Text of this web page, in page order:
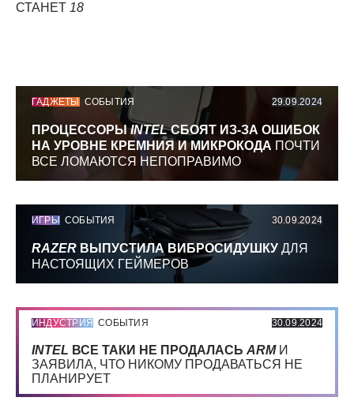
СТАНЕТ 18
ГАДЖЕТЫ СОБЫТИЯ 29.09.2024
ПРОЦЕССОРЫINTELСБОЯТ ИЗ-ЗА ОШИБОК
НА УРОВНЕ КРЕМНИЯ И МИКРОКОДА ПОЧТИ
ВСЕ ЛОМАЮТСЯ НЕПОПРАВИМО
ИГРЫ СОБЫТИЯ 30.09.2024
RAZER ВЫПУСТИЛА ВИБРОСИДУШКУ ДЛЯ
НАСТОЯЩИХ ГЕЙМЕРОВ
ИНДУСТРИЯ СОБЫТИЯ 30.09.2024
INTEL ВСЕ ТАКИ НЕ ПРОДАЛАСЬ ARMИ
ЗАЯВИЛА, ЧТО НИКОМУ ПРОДАВАТЬСЯ НЕ
ПЛАНИРУЕТ